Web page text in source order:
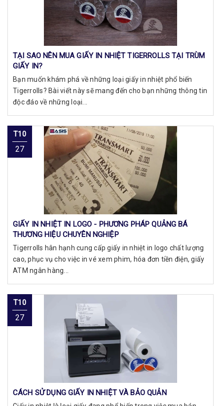
TẠI SAO NÊN MUA GIẤY IN NHIỆT TIGERROLLS TẠI TRÙM
GIẤY IN?
Bạn muốn khám phá về những loại giấy in nhiệt phổ biến
Tigerrolls? Bài viết này sẽ mang đến cho bạn những thông tin
độc đáo về những loại...
T10
27
GIẤY IN NHIỆT IN LOGO - PHƯƠNG PHÁP QUẢNG BÁ
THƯƠNG HIỆU CHUYÊN NGHIỆP
Tigerrolls hân hạnh cung cấp giấy in nhiệt in logo chất lượng
cao, phục vụ cho việc in vé xem phim, hóa đơn tiền điện, giấy
ATM ngân hàng...
T10
27
CÁCH SỬ DỤNG GIẤY IN NHIỆT VÀ BẢO QUẢN